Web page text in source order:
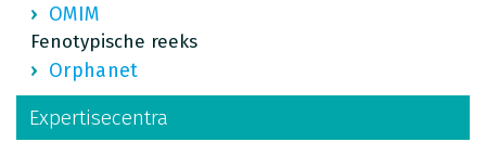
OMIM
Fenotypische reeks
Orphanet
Expertisecentra